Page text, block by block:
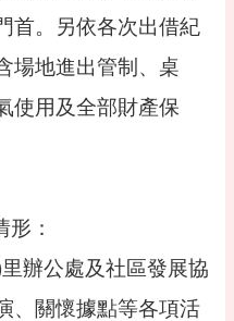
首。另依各次出借紀
場地進出管制、桌
使用及全部財產保
：
辦公處及社區發展協
、關懷據點等各項活